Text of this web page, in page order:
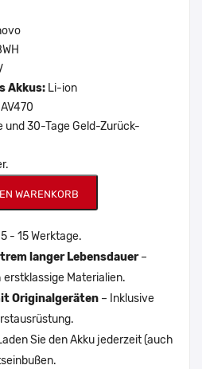
Akkus: Li-ion
und 30-Tage Geld-Zurück-
WARENKORB
- 15 Werktage.
langer Lebensdauer–
Materialien.
Originalgeräten – Inklusive
Sie den Akku jederzeit (auch